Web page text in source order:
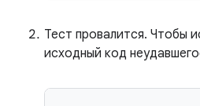
Тест провалится. Чтобы
исходный код